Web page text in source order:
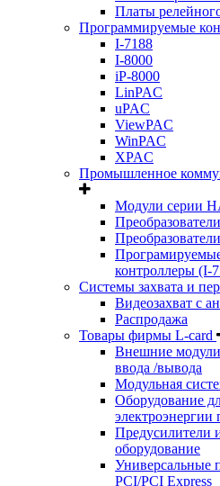
Платы
Программируемые
I-7188
I-8000
iP-8000
LinPAC
uPAC
ViewPAC
WinPAC
XPAC
Промышленное
Модули серии
контроллеры (I-
Системы захвата и
Видеозахват с
Распродажа
Товары фирмы L-card
Внешние
ввода /вывода
Модульная
Оборудование
Предусилители
оборудование
PCI/PCI Express